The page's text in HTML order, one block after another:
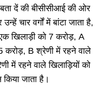
दें की बीसीसीआई की ओर
चार वर्गों में बांटा जाता है,
खिलाड़ी को 7 करोड़, A
करोड़, B श्रेणी में रहने वाले
में रहने वाले खिलाड़ियों को
जाता है।